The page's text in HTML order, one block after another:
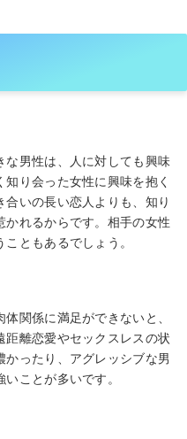
な男性は、人に対しても興味
り会った女性に興味を抱く
いの長い恋人よりも、知り
かれるからです。相手の女性
ともあるでしょう。
関係に満足ができないと、
距離恋愛やセックスレスの状
ったり、アグレッシブな男
ことが多いです。